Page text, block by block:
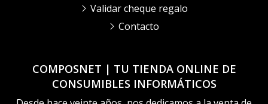
COMPOSNET | TU TIENDA ONLINE DE
CONSUMIBLES INFORMÁTICOS
Validar cheque regalo
Contacto